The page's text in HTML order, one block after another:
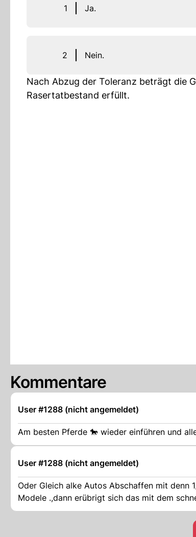
1 Ja.
2 Nein.
Nach Abzug der Toleranz beträgt die
Rasertatbestand erfüllt.
Kommentare
User #1288 (nicht angemeldet)
Am besten Pferde 🐎 wieder einführen und
User #1288 (nicht angemeldet)
Oder Gleich alke Autos Abschaffen mit denn 1/5 Strassen Häuser Bauen und wir alle Fahren Drohnen Fahrzeuge . Oder Z 400
Modele .,dann erübrigt sich das mit dem